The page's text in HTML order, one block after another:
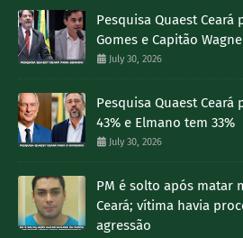
Pesquisa Quaest Ceará
Gomes e Capitão
July 30, 2026
Pesquisa Quaest Ceará
43% e Elmano tem 33%
July 30, 2026
PM é solto após matar
Ceará; vítima havia
agressão